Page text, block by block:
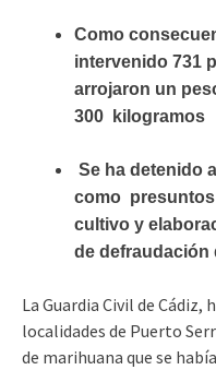
Como
intervenido 731
arrojaron un
300 kilogramos
Se ha detenido
como presuntos
cultivo y
de defraudación
La Guardia Civil de
localidades de Puerto
de marihuana que se